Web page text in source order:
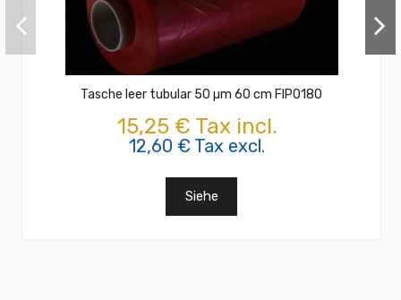
Tasche leer tubular 50 µm 60 cm FIPO180
15,25 € Tax incl.
12,60 € Tax excl.
Siehe